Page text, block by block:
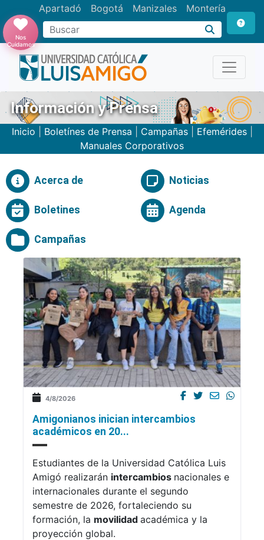
Apartadó Bogotá Manizales Montería
Buscar
Nos
Cuidamos
Información y Prensa
Inicio Boletínes de Prensa Campañas Efemérides
Manuales Corporativos
Acerca de Noticias
Boletines Agenda
Campañas
4/8/2026
Amigonianos inician intercambios
académicos en 20...
Estudiantes de la Universidad Católica Luis
Amigó realizarán intercambios nacionales e
internacionales durante el segundo
semestre de 2026, fortaleciendo su
formación, la movilidad académica y la
proyección global.